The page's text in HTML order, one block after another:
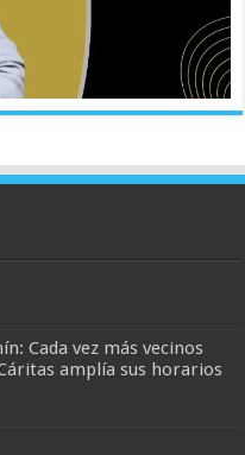
Cada vez más vecinos
amplía sus horarios